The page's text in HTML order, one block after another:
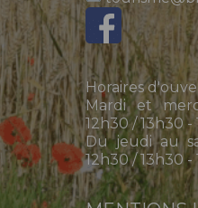
Horaires
Mardi et
12h30 / 13h30 -
Du jeudi au
12h30 / 13h30 -